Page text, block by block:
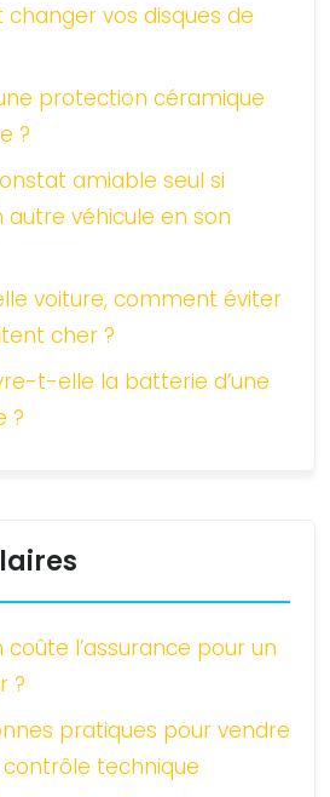
changer vos disques de
protection céramique
?
amiable seul si
autre véhicule en son
voiture, comment éviter
cher ?
t-elle la batterie d’une
?
coûte l’assurance pour un
?
pratiques pour vendre
technique